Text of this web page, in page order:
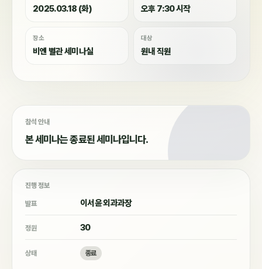
2025.03.18 (화) 오후 7:30 시작
장소
비엔 별관 세미나실
대상
원내 직원
참석 안내
본 세미나는 종료된 세미나입니다.
진행 정보
발표 이서윤 외과과장
정원 30
상태 종료